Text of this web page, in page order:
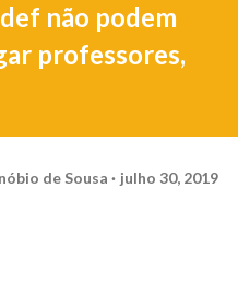
não podem
professores,
de Sousa julho 30, 2019